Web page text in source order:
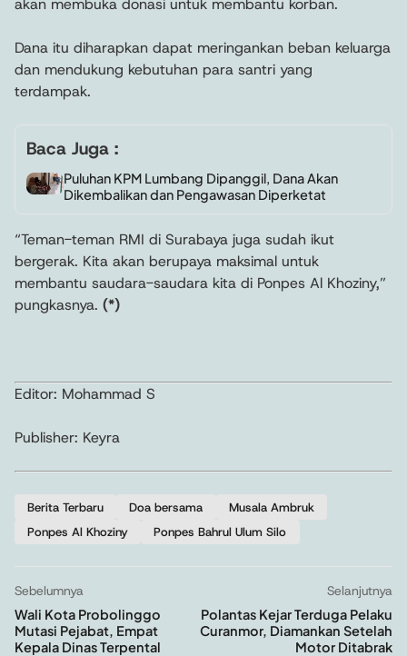
akan membuka donasi untuk membantu korban.
Dana itu diharapkan dapat meringankan beban keluarga
dan mendukung kebutuhan para santri yang
terdampak.
Baca Juga :
Puluhan KPM Lumbang Dipanggil, Dana Akan
Dikembalikan dan Pengawasan Diperketat
“Teman-teman RMI di Surabaya juga sudah ikut
bergerak. Kita akan berupaya maksimal untuk
membantu saudara-saudara kita di Ponpes Al Khoziny,”
pungkasnya. (*)
Editor: Mohammad S
Publisher: Keyra
Berita Terbaru Doa bersama
Musala Ambruk
Ponpes Al Khoziny
Ponpes Bahrul Ulum Silo
Sebelumnya
Wali Kota Probolinggo
Mutasi Pejabat, Empat
Kepala Dinas Terpental
Selanjutnya
Polantas Kejar Terduga Pelaku
Curanmor, Diamankan Setelah
Motor Ditabrak